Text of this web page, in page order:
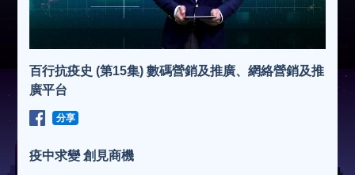
百行抗疫史 (第15集) 數碼營銷及推廣、網絡營銷及推
廣平台
分享
疫中求變 創見商機